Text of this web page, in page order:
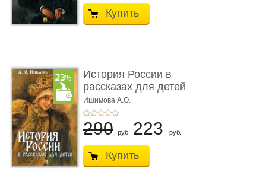
Купить
История России в
рассказах для детей
Ишимова А.О.
290 руб. 223 руб.
Купить